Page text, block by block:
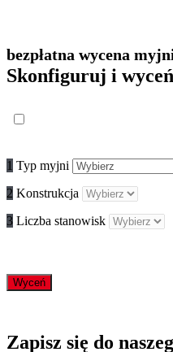
bezpłatna wycena
Skonfiguruj i
1 Typ myjni
2 Konstrukcja
3 Liczba stanowisk
Wyceń
Zapisz się do